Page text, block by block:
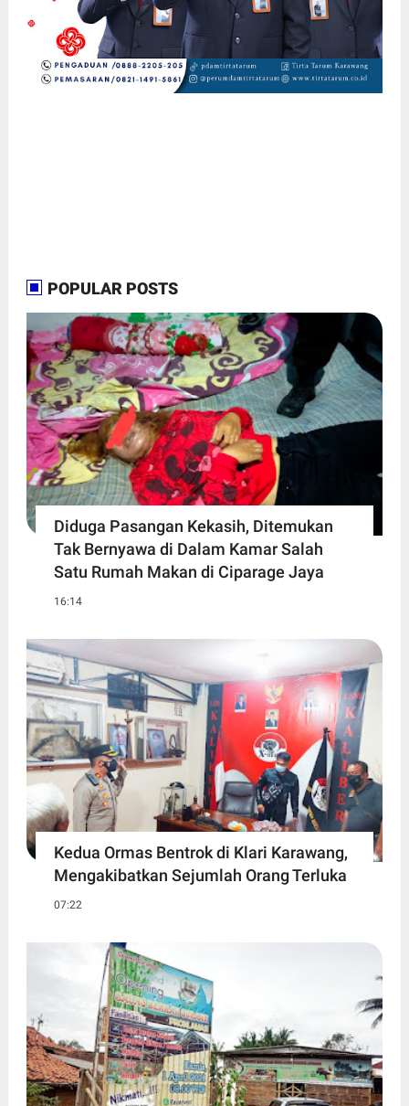
POPULAR POSTS
Diduga Pasangan Kekasih, Ditemukan
Tak Bernyawa di Dalam Kamar Salah
Satu Rumah Makan di Ciparage Jaya
16:14
Kedua Ormas Bentrok di Klari Karawang,
Mengakibatkan Sejumlah Orang Terluka
07:22